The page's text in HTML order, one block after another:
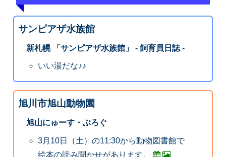
サンピアザ水族館
新札幌 「サンピアザ水族館」 - 飼育員日誌 -
いい湯だな♪♪
旭川市旭山動物園
旭山にゅーす・ぶろぐ
3月10日（土）の11:30から動物図書館で
絵本の読み聞かせがあります。